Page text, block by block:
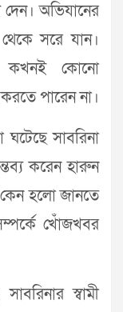
দেন। অভিযানের
সরে যান।
কখনই কোনো
করতে পারেন না।
ঘটেছে সাবরিনা
করেন হারুন
হলো জানতে
খোঁজখবর
স্বামী